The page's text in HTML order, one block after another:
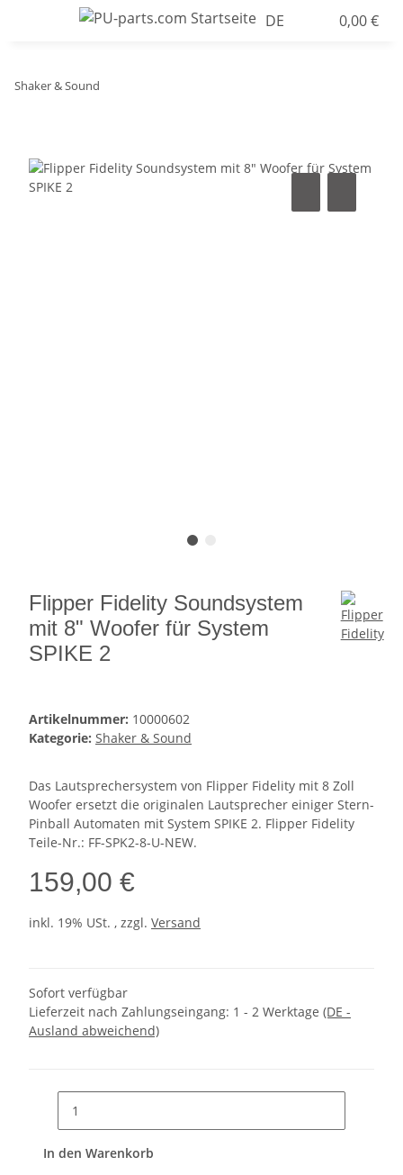
DE 0,00 €
Shaker & Sound
Flipper Fidelity Soundsystem
mit 8" Woofer für System
SPIKE 2
Artikelnummer: 10000602
Kategorie: Shaker & Sound
Das Lautsprechersystem von Flipper Fidelity mit 8 Zoll
Woofer ersetzt die originalen Lautsprecher einiger Stern-
Pinball Automaten mit System SPIKE 2. Flipper Fidelity
Teile-Nr.: FF-SPK2-8-U-NEW.
159,00 €
inkl. 19% USt. , zzgl. Versand
Sofort verfügbar
Lieferzeit nach Zahlungseingang: 1 - 2 Werktage (DE -
Ausland abweichend)
In den Warenkorb